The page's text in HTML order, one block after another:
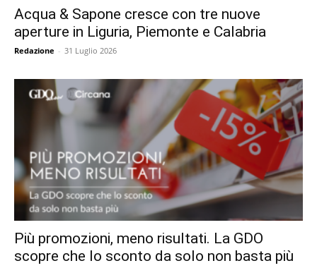
Acqua & Sapone cresce con tre nuove
aperture in Liguria, Piemonte e Calabria
Redazione - 31 Luglio 2026
Più promozioni, meno risultati. La GDO
scopre che lo sconto da solo non basta più